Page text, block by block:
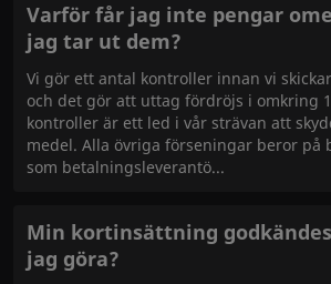
Varför får jag inte pengar
jag tar ut dem?
Vi gör ett antal kontroller innan vi
och det gör att uttag fördröjs i omkring
kontroller är ett led i vår strävan att
medel. Alla övriga förseningar beror på
som betalningsleverantö
Min kortinsättning
jag göra?